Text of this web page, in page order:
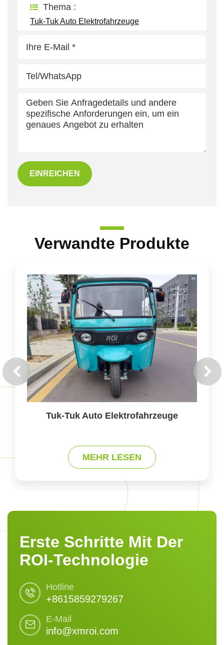
Thema :
Tuk-Tuk Auto Elektrofahrzeuge
EINREICHEN
Verwandte Produkte
Tuk-Tuk Auto Elektrofahrzeuge
MEHR LESEN
Erste Schritte Mit Der
ROI-Technologie
Hotline
+8615859279267
E-Mail
info@xmroi.com